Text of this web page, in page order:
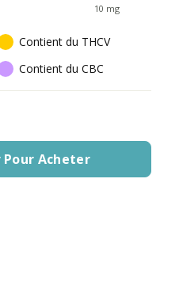
10 mg
Contient du THCV
Contient du CBC
Pour Acheter